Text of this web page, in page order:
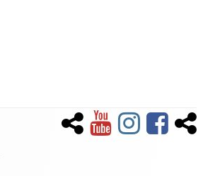
NewsletterYouTubeInstagramFacebookTiktok